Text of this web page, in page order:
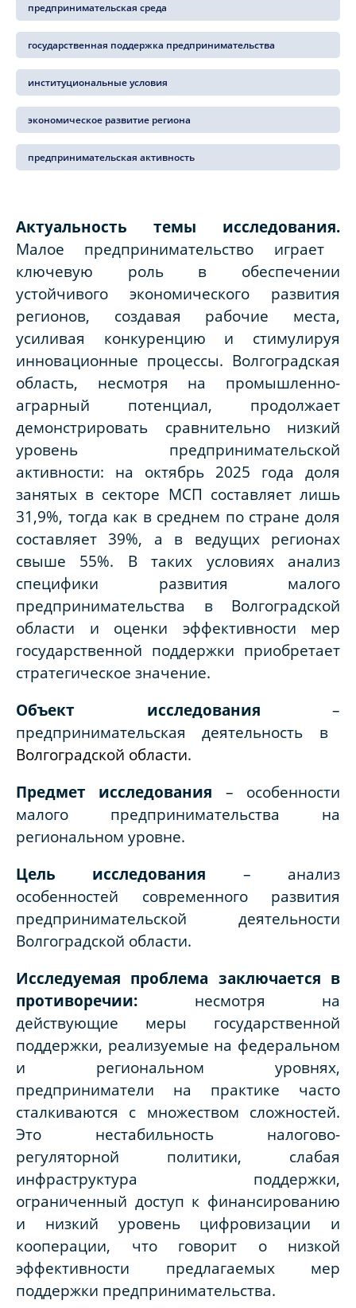
предпринимательская среда
государственная поддержка предпринимательства
институциональные условия
экономическое развитие региона
предпринимательская активность
Актуальность темы исследования.
Малое предпринимательство играет
ключевую роль в обеспечении
устойчивого экономического развития
регионов, создавая рабочие места,
усиливая конкуренцию и стимулируя
инновационные процессы. Волгоградская
область, несмотря на промышленно-
аграрный потенциал, продолжает
демонстрировать сравнительно низкий
уровень предпринимательской
активности: на октябрь 2025 года доля
занятых в секторе МСП составляет лишь
31,9%, тогда как в среднем по стране доля
составляет 39%, а в ведущих регионах
свыше 55%. В таких условиях анализ
специфики развития малого
предпринимательства в Волгоградской
области и оценки эффективности мер
государственной поддержки приобретает
стратегическое значение.
Объект исследования –
предпринимательская деятельность в
Волгоградской области.
Предмет исследования – особенности
малого предпринимательства на
региональном уровне.
Цель исследования – анализ
особенностей современного развития
предпринимательской деятельности
Волгоградской области.
Исследуемая проблема заключается в
противоречии: несмотря на
действующие меры государственной
поддержки, реализуемые на федеральном
и региональном уровнях,
предприниматели на практике часто
сталкиваются с множеством сложностей.
Это нестабильность налогово-
регуляторной политики, слабая
инфраструктура поддержки,
ограниченный доступ к финансированию
и низкий уровень цифровизации и
кооперации, что говорит о низкой
эффективности предлагаемых мер
поддержки предпринимательства.